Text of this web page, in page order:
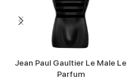
Jean Paul Gaultier Le Male Le
Parfum